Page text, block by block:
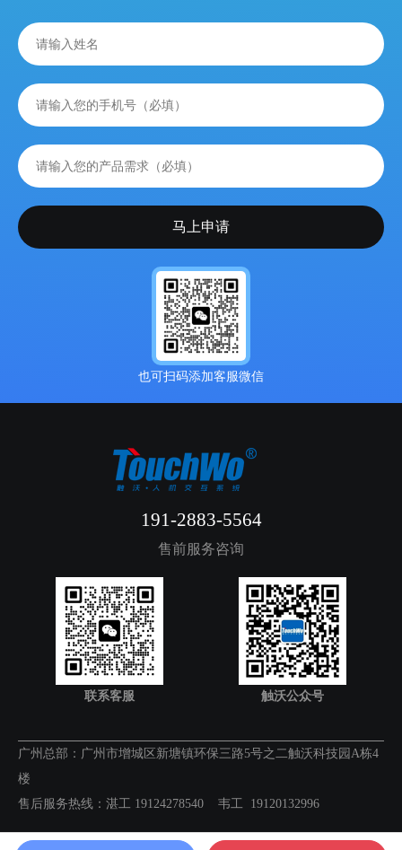
也可扫码添加客服微信
191-2883-5564
售前服务咨询
联系客服 触沃公众号
广州总部：广州市增城区新塘镇环保三路5号之二触沃科技园A栋4
楼
售后服务热线：湛工 19124278540 韦工 19120132996
广州触沃电子有限公司备案号：粤ICP备15098463号